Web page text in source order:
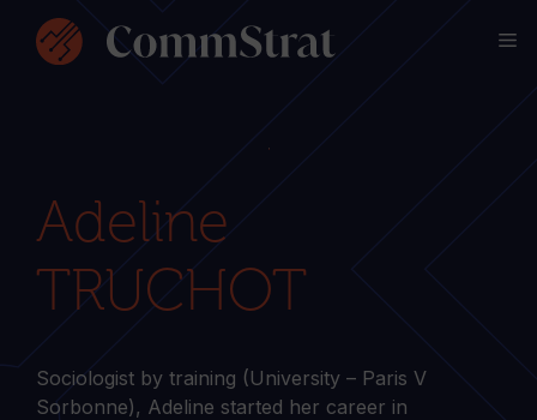
content
Adeline
TRUCHOT
Sociologist by training (University – Paris V
Sorbonne), Adeline started her career in